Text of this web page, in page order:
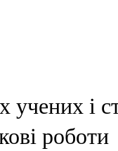
і
роботи